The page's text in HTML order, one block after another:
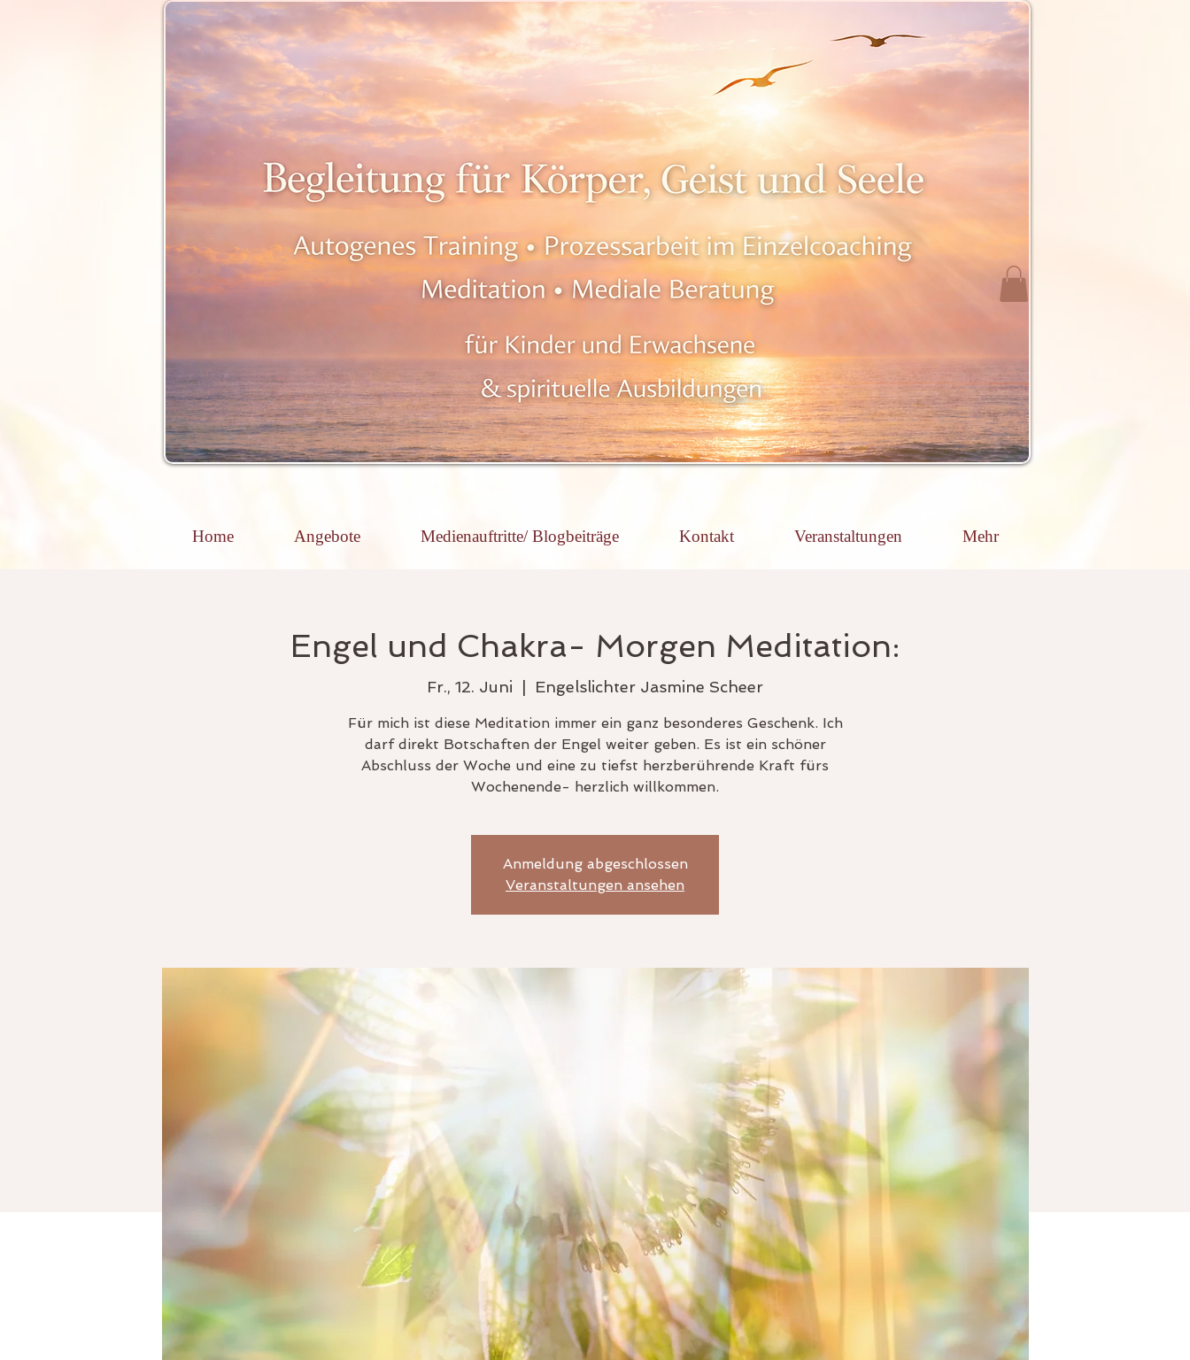
Home Angebote Medienauftritte/ Blogbeiträge Kontakt Veranstaltungen Mehr
Engel und Chakra- Morgen Meditation:
Fr., 12. Juni Engelslichter Jasmine Scheer
Für mich ist diese Meditation immer ein ganz besonderes Geschenk. Ich
darf direkt Botschaften der Engel weiter geben. Es ist ein schöner
Abschluss der Woche und eine zu tiefst herzberührende Kraft fürs
Wochenende- herzlich willkommen.
Anmeldung abgeschlossen
Veranstaltungen ansehen